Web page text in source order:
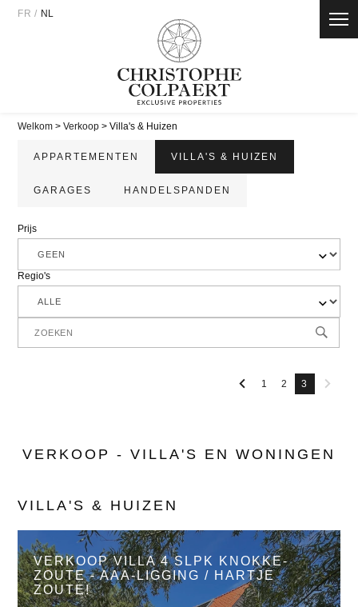
FR / NL
Welkom >Verkoop > Villa's & Huizen
APPARTEMENTEN VILLA'S & HUIZEN
GARAGES HANDELSPANDEN
Prijs
Regio's
1 2 3
VERKOOP - VILLA'S EN WONINGEN
VILLA'S & HUIZEN
VERKOOP VILLA 4 SLPK KNOKKE-
ZOUTE - AAA-LIGGING / HARTJE
ZOUTE!